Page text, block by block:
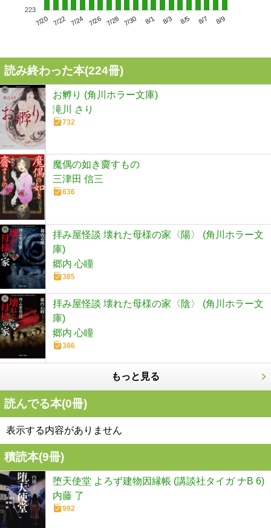
7/20 7/22 7/24 7/26 7/28 7/30 8/1 8/3 8/5 8/7 8/9
223
読み終わった本(224冊)
お孵り (角川ホラー文庫)
滝川 さり
732
魔偶の如き齎すもの
三津田 信三
636
拝み屋怪談 壊れた母様の家〈陽〉 (角川ホラー文
庫)
郷内 心瞳
385
拝み屋怪談 壊れた母様の家〈陰〉 (角川ホラー文
庫)
郷内 心瞳
386
もっと見る
読んでる本(0冊)
表示する内容がありません
積読本(9冊)
堕天使堂 よろず建物因縁帳 (講談社タイガ ナB 6)
内藤 了
992